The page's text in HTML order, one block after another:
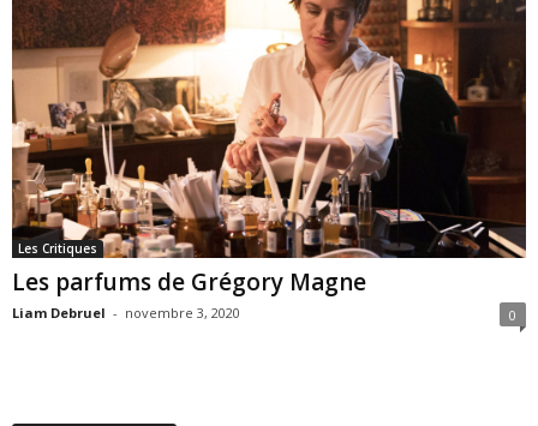
Les Critiques
Les parfums de Grégory Magne
Liam Debruel - novembre 3, 2020 0